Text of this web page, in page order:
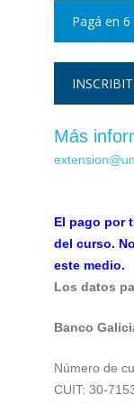
Pagá en
Más
El pago por
del curso.
este medio.
Los datos
Banco
Número de
CUIT: 30-